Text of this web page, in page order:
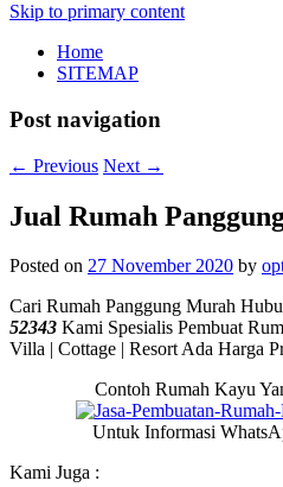
Skip to primary content
Home
SITEMAP
Post navigation
← Previous Next →
Jual Rumah
Posted on 27 November 2020 by
Cari Rumah Panggung Murah
52343 Kami Spesialis Pembuat
Villa | Cottage | Resort Ada Harga
Contoh Rumah Kayu
Untuk Informasi
Kami Juga :